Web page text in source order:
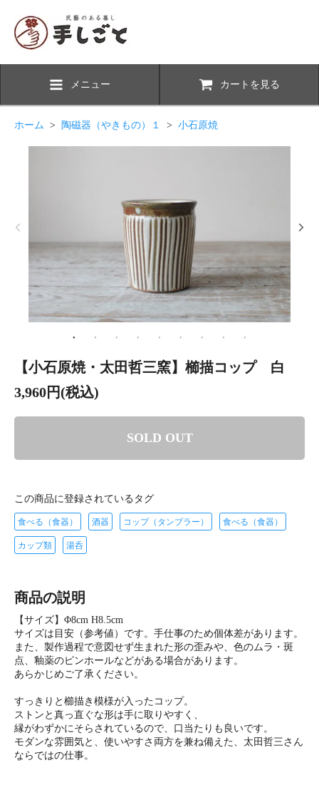
メニュー カートを見る
ホーム > 陶磁器（やきもの）１ > 小石原焼
【小石原焼・太田哲三窯】櫛描コップ 白
3,960円(税込)
SOLD OUT
この商品に登録されているタグ
食べる（食器） 酒器 コップ（タンブラー） 食べる（食器）
カップ類 湯呑
商品の説明
【サイズ】Φ8cm H8.5cm
サイズは目安（参考値）です。手仕事のため個体差があります。
また、製作過程で意図せず生まれた形の歪みや、色のムラ・斑
点、釉薬のピンホールなどがある場合があります。
あらかじめご了承ください。
すっきりと櫛描き模様が入ったコップ。
ストンと真っ直ぐな形は手に取りやすく、
縁がわずかにそらされているので、口当たりも良いです。
モダンな雰囲気と、使いやすさ両方を兼ね備えた、太田哲三さん
ならではの仕事。